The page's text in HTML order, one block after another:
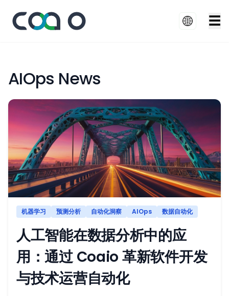
☰
AIOps News
机器学习 预测分析 自动化洞察 AIOps 数据自动化
人工智能在数据分析中的应
用：通过 Coaio 革新软件开发
与技术运营自动化